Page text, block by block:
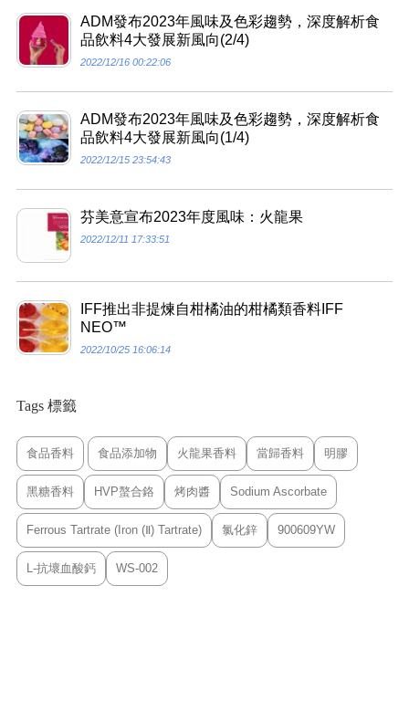
ADM發布2023年風味及色彩趨勢，深度解析食
品飲料4大發展新風向(2/4)
2022/12/16 00:22:06
ADM發布2023年風味及色彩趨勢，深度解析食
品飲料4大發展新風向(1/4)
2022/12/15 23:54:43
芬美意宣布2023年度風味：火龍果
2022/12/11 17:33:51
IFF推出非提煉自柑橘油的柑橘類香料IFF
NEO™
2022/10/25 16:06:14
Tags 標籤
食品香料 食品添加物 火龍果香料 當歸香料 明膠
黑糖香料 HVP螯合鉻 烤肉醬 Sodium Ascorbate
Ferrous Tartrate (Iron (Ⅱ) Tartrate) 氯化鋅 900609YW
L-抗壞血酸鈣 WS-002